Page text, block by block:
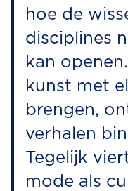
hoe de
disciplines
kan
kunst met
brengen,
verhalen
Tegelijk
mode als